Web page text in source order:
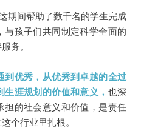
期间帮助了数千名的学生完成
与孩子们共同制定科学全面的
务。
到优秀，从优秀到卓越的全过
涯规划的价值和意义， 也深
担的社会意义和价值，是责任
个行业里扎根。